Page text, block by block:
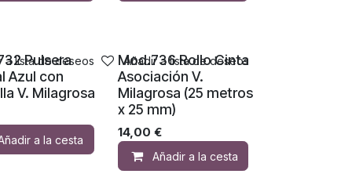
Pulsera
Azul con
V. Milagrosa
a la cesta
a lista de deseos
Mod.736 Rollo Cinta
Asociación V.
Milagrosa (25 metros
x 25 mm)
14,00 €
Añadir a la cesta
Añadir a lista de deseos